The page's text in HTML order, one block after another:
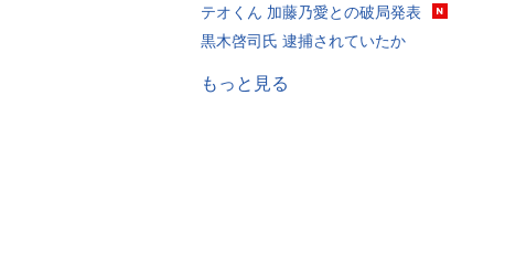
テオくん 加藤乃愛との破局発表
黒木啓司氏 逮捕されていたか
もっと見る